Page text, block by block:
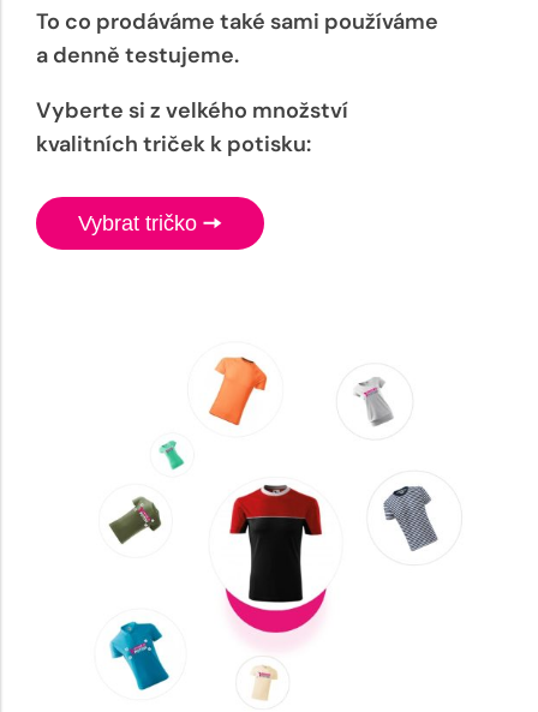
To co prodáváme také sami používáme
a denně testujeme.
Vyberte si z velkého množství
kvalitních triček k potisku:
Vybrat tričko